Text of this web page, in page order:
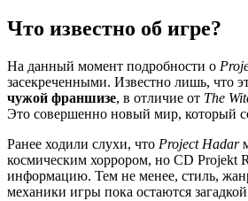
Что известно об игре?
На данный момент подробности о
засекреченными. Известно лишь, что
чужой франшизе, в отличие от The
Это совершенно новый мир, который
Ранее ходили слухи, что Project Hadar
космическим хоррором, но CD Projekt
информацию. Тем не менее, стиль,
механики игры пока остаются